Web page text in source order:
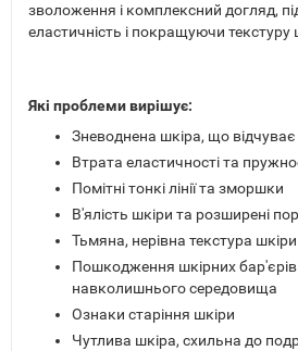
зволоження і комплексний догляд,
еластичність і покращуючи текстуру
Які проблеми вирішує:
Зневоднена шкіра, що
Втрата еластичності та
Помітні тонкі лінії та зморшки
В'ялість шкіри та розширені
Тьмяна, нерівна текстура шкіри
Пошкодження шкірних
навколишнього середовища
Ознаки старіння шкіри
Чутлива шкіра, схильна до